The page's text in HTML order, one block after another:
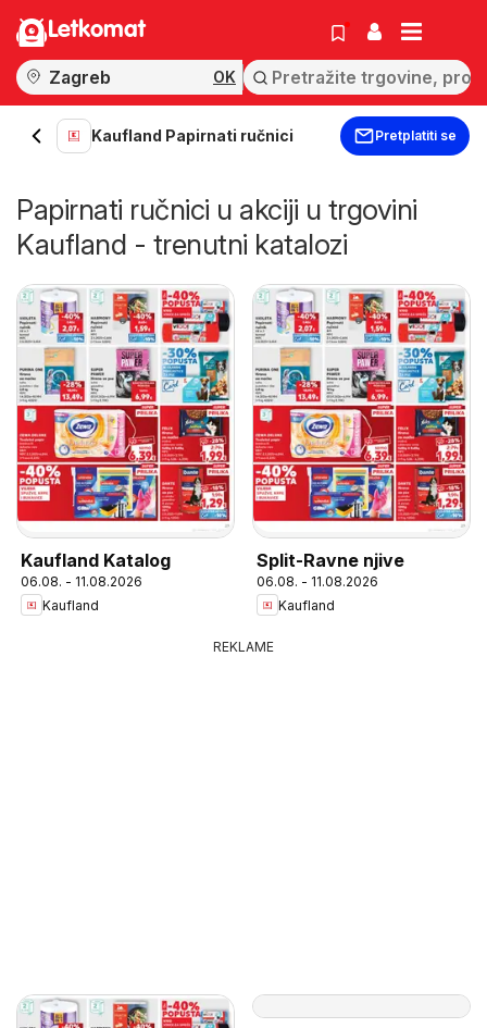
Letkomat
OK
Kaufland Papirnati ručnici Pretplatiti se
Papirnati ručnici u akciji u trgovini
Kaufland - trenutni katalozi
Kaufland Katalog
06.08. - 11.08.2026
Kaufland
Split-Ravne njive
06.08. - 11.08.2026
Kaufland
REKLAME